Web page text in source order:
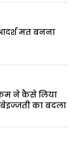
मत बनना
ने कैसे लिया
का बदला